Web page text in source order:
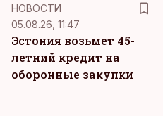
НОВОСТИ
05.08.26, 11:47
Эстония возьмет 45-
летний кредит на
оборонные закупки